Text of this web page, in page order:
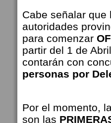
Cabe señalar
autoridades
para comenzar
partir del 1 de
contarán con
personas por
Por el momento,
son las